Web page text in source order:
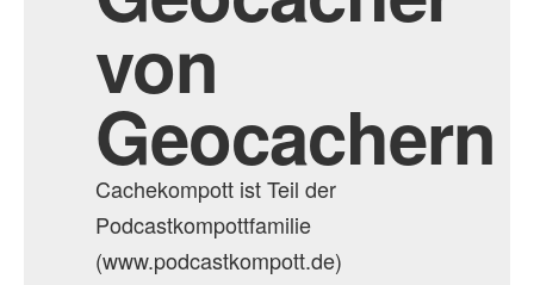
von
Geocachern
Cachekompott ist Teil der
Podcastkompottfamilie
(www.podcastkompott.de)